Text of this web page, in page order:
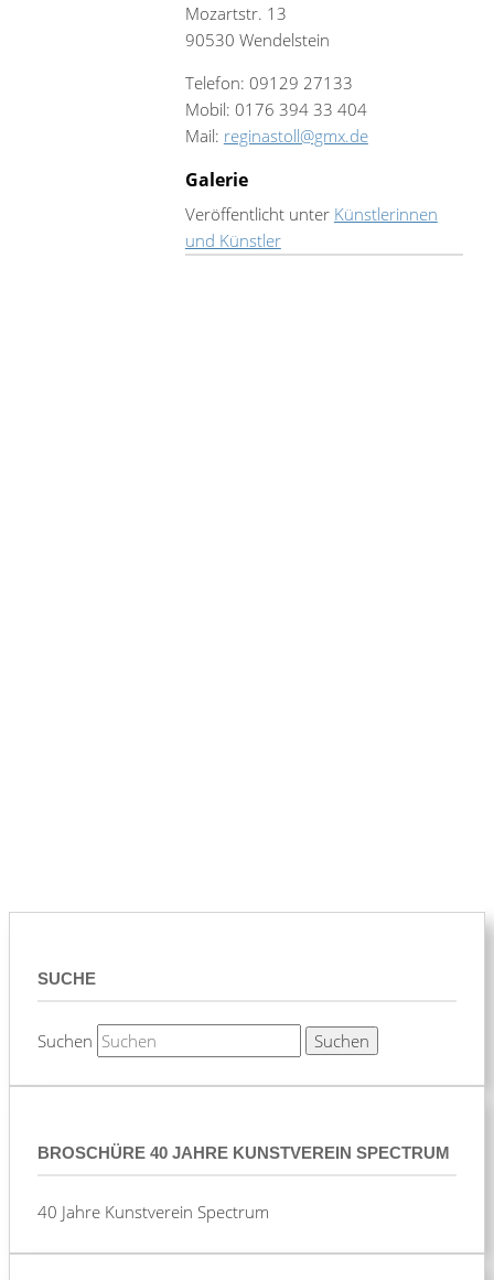
Mozartstr. 13
90530 Wendelstein
Telefon: 09129 27133
Mobil: 0176 394 33 404
Mail: reginastoll@gmx.de
Galerie
Veröffentlicht unter Künstlerinnen
und Künstler
SUCHE
Suchen
BROSCHÜRE 40 JAHRE KUNSTVEREIN SPECTRUM
40 Jahre Kunstverein Spectrum